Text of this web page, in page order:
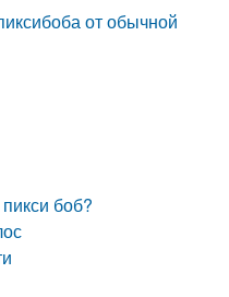
от обычной
боб?